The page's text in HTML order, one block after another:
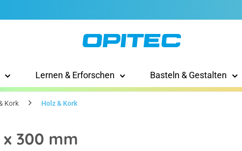
Lernen & Erforschen Basteln & Gestalten
Kork Holz & Kork
300 mm